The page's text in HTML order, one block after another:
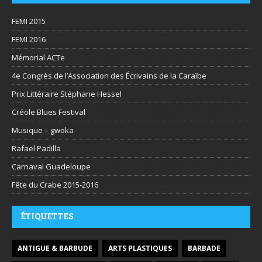
FEMI 2015
FEMI 2016
Mémorial ACTe
4e Congrès de l’Association des Écrivains de la Caraïbe
Prix Littéraire Stéphane Hessel
Créole Blues Festival
Musique – gwoka
Rafael Padilla
Carnaval Guadeloupe
Fête du Crabe 2015-2016
ÉTIQUETTES
ANTIGUE & BARBUDE ARTS PLASTIQUES BARBADE